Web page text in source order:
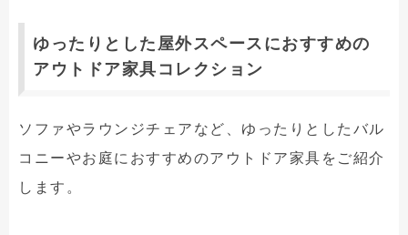
ゆったりとした屋外スペースにおすすめの
アウトドア家具コレクション
ソファやラウンジチェアなど、ゆったりとしたバル
コニーやお庭におすすめのアウトドア家具をご紹介
します。